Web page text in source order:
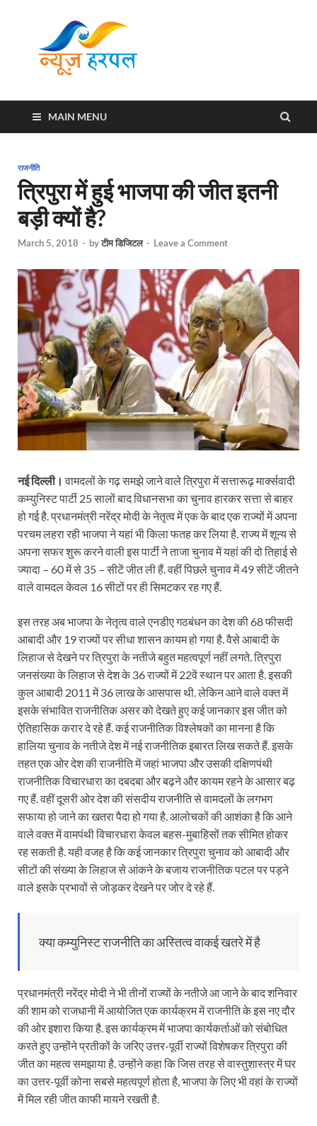
MAIN MENU
राजनीति
त्रिपुरा में हुई भाजपा की जीत इतनी
बड़ी क्यों है?
March 5, 2018 - byटीम डिजिटल - Leave a Comment
नई दिल्ली। वामदलों के गढ़ समझे जाने वाले त्रिपुरा में सत्तारूढ़ मार्क्सवादी
कम्युनिस्ट पार्टी 25 सालों बाद विधानसभा का चुनाव हारकर सत्ता से बाहर
हो गई है. प्रधानमंत्री नरेंद्र मोदी के नेतृत्व में एक के बाद एक राज्यों में अपना
परचम लहरा रही भाजपा ने यहां भी किला फतह कर लिया है. राज्य में शून्य से
अपना सफर शुरू करने वाली इस पार्टी ने ताजा चुनाव में यहां की दो तिहाई से
ज्यादा – 60 में से 35 – सीटें जीत ली हैं. वहीं पिछले चुनाव में 49 सीटें जीतने
वाले वामदल केवल 16 सीटों पर ही सिमटकर रह गए हैं.
इस तरह अब भाजपा के नेतृत्व वाले एनडीए गठबंधन का देश की 68 फीसदी
आबादी और 19 राज्यों पर सीधा शासन कायम हो गया है. वैसे आबादी के
लिहाज से देखने पर त्रिपुरा के नतीजे बहुत महत्वपूर्ण नहीं लगते. त्रिपुरा
जनसंख्या के लिहाज से देश के 36 राज्यों में 22वें स्थान पर आता है. इसकी
कुल आबादी 2011 में 36 लाख के आसपास थी. लेकिन आने वाले वक्त में
इसके संभावित राजनीतिक असर को देखते हुए कई जानकार इस जीत को
ऐतिहासिक करार दे रहे हैं. कई राजनीतिक विश्लेषकों का मानना है कि
हालिया चुनाव के नतीजे देश में नई राजनीतिक इबारत लिख सकते हैं. इसके
तहत एक ओर देश की राजनीति में जहां भाजपा और उसकी दक्षिणपंथी
राजनीतिक विचारधारा का दबदबा और बढ़ने और कायम रहने के आसार बढ़
गए हैं. वहीं दूसरी ओर देश की संसदीय राजनीति से वामदलों के लगभग
सफाया हो जाने का खतरा पैदा हो गया है. आलोचकों की आशंका है कि आने
वाले वक्त में वामपंथी विचारधारा केवल बहस-मुबाहिसों तक सीमित होकर
रह सकती है. यही वजह है कि कई जानकार त्रिपुरा चुनाव को आबादी और
सीटों की संख्या के लिहाज से आंकने के बजाय राजनीतिक पटल पर पड़ने
वाले इसके प्रभावों से जोड़कर देखने पर जोर दे रहे हैं.
क्या कम्युनिस्ट राजनीति का अस्तित्व वाकई खतरे में है
प्रधानमंत्री नरेंद्र मोदी ने भी तीनों राज्यों के नतीजे आ जाने के बाद शनिवार
की शाम को राजधानी में आयोजित एक कार्यक्रम में राजनीति के इस नए दौर
की ओर इशारा किया है. इस कार्यक्रम में भाजपा कार्यकर्ताओं को संबोधित
करते हुए उन्होंने प्रतीकों के जरिए उत्तर-पूर्वी राज्यों विशेषकर त्रिपुरा की
जीत का महत्व समझाया है. उन्होंने कहा कि जिस तरह से वास्तुशास्त्र में घर
का उत्तर-पूर्वी कोना सबसे महत्वपूर्ण होता है, भाजपा के लिए भी वहां के राज्यों
​में मिल रही जीत काफी मायने रखती है.